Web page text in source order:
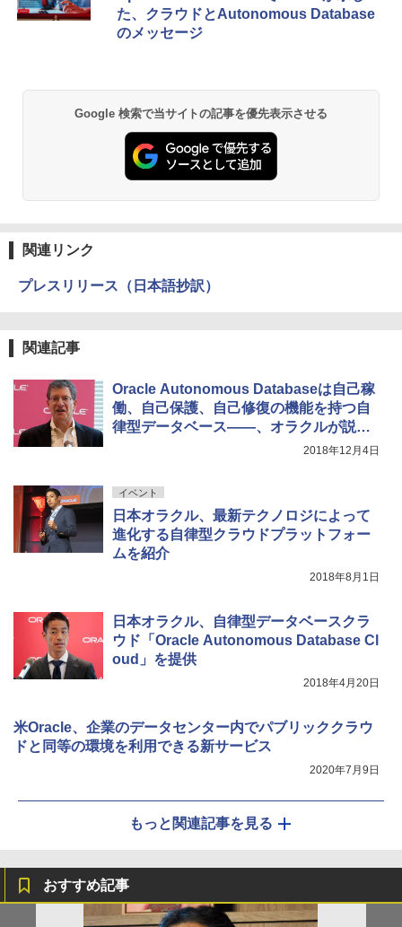
た、クラウドとAutonomous Database
のメッセージ
Google 検索で当サイトの記事を優先表示させる
関連リンク
プレスリリース（日本語抄訳）
関連記事
Oracle Autonomous Databaseは自己稼
働、自己保護、自己修復の機能を持つ自
律型データベース――、オラクルが説明
2018年12月4日
イベント
日本オラクル、最新テクノロジによって
進化する自律型クラウドプラットフォー
ムを紹介
2018年8月1日
日本オラクル、自律型データベースクラ
ウド「Oracle Autonomous Database Cl
oud」を提供
2018年4月20日
米Oracle、企業のデータセンター内でパブリッククラウ
ドと同等の環境を利用できる新サービス
2020年7月9日
もっと関連記事を見る
おすすめ記事